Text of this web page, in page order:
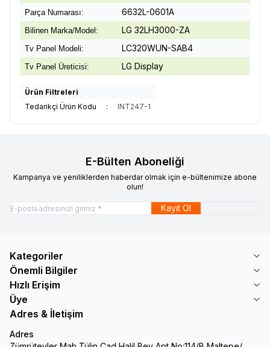
Parça Numarası: 6632L-0601A
Bilinen Marka/Model: LG 32LH3000-ZA
Tv Panel Modeli: LC320WUN-SAB4
Tv Panel Üreticisi: LG Display
Ürün Filtreleri
Tedarikçi Ürün Kodu
: INT247-1
E-Bülten Aboneliği
Kampanya ve yeniliklerden haberdar olmak için e-bültenimize abone
olun!
Kayıt Ol
Kategoriler
Önemli Bilgiler
Hızlı Erişim
Üye
Adres & İletişim
Adres